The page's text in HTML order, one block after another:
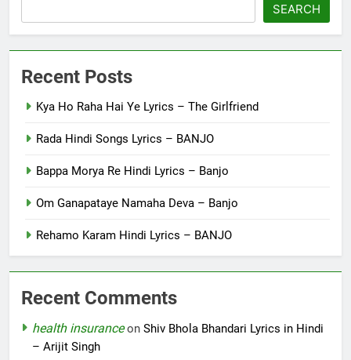
SEARCH
Recent Posts
Kya Ho Raha Hai Ye Lyrics – The Girlfriend
Rada Hindi Songs Lyrics – BANJO
Bappa Morya Re Hindi Lyrics – Banjo
Om Ganapataye Namaha Deva – Banjo
Rehamo Karam Hindi Lyrics – BANJO
Recent Comments
health insuranceon Shiv Bhola Bhandari Lyrics in Hindi
– Arijit Singh